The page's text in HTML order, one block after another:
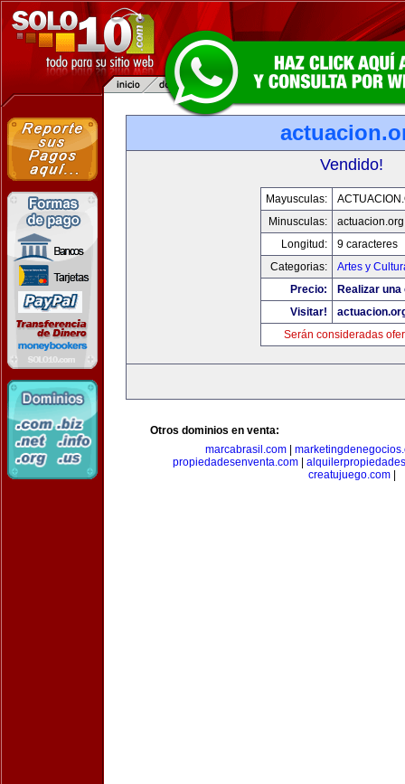
Vendido!
Mayusculas:
Minusculas:
actuacion.org
Longitud:
9 caracteres
Categorias:
Artes y
Precio:
Realizar
Visitar!
Serán consideradas
Otros dominios en venta:
marcabrasil.com
propiedadesenventa.com
creatujuego.com|